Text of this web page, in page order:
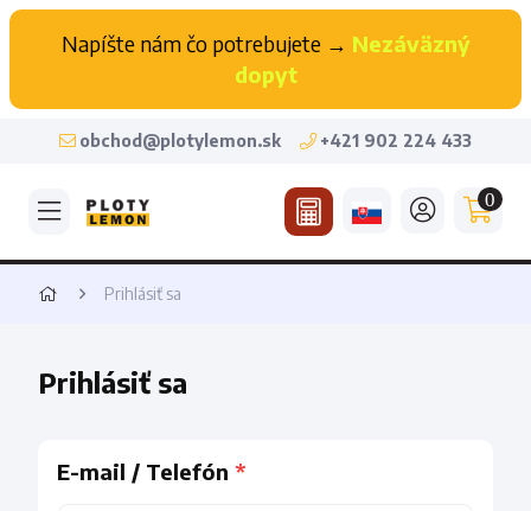
Napíšte nám čo potrebujete → Nezáväzný
dopyt
obchod@plotylemon.sk +421 902 224 433
0
Prihlásiť sa
Prihlásiť sa
E-mail / Telefón